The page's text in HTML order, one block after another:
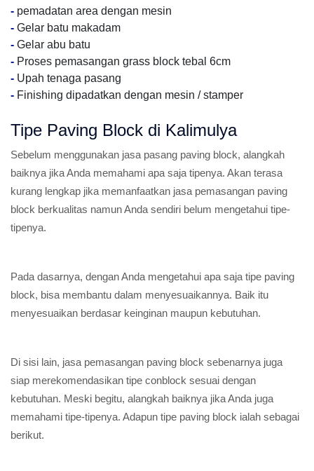
- pemadatan area dengan mesin
- Gelar batu makadam
- Gelar abu batu
- Proses pemasangan grass block tebal 6cm
- Upah tenaga pasang
- Finishing dipadatkan dengan mesin / stamper
Tipe Paving Block di Kalimulya
Sebelum menggunakan jasa pasang paving block, alangkah
baiknya jika Anda memahami apa saja tipenya. Akan terasa
kurang lengkap jika memanfaatkan jasa pemasangan paving
block berkualitas namun Anda sendiri belum mengetahui tipe-
tipenya.
Pada dasarnya, dengan Anda mengetahui apa saja tipe paving
block, bisa membantu dalam menyesuaikannya. Baik itu
menyesuaikan berdasar keinginan maupun kebutuhan.
Di sisi lain, jasa pemasangan paving block sebenarnya juga
siap merekomendasikan tipe conblock sesuai dengan
kebutuhan. Meski begitu, alangkah baiknya jika Anda juga
memahami tipe-tipenya. Adapun tipe paving block ialah sebagai
berikut.